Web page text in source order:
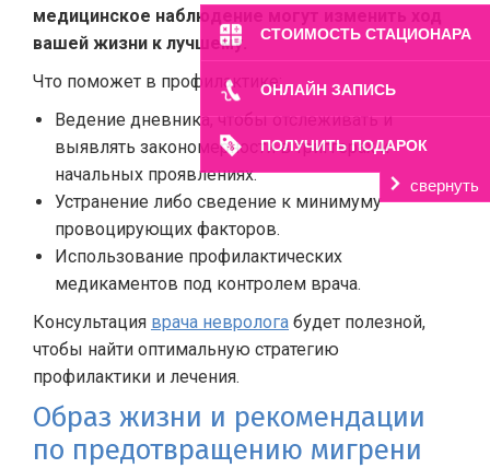
СТОИМОСТЬ СТАЦИОНАРА
ОНЛАЙН ЗАПИСЬ
ПОЛУЧИТЬ ПОДАРОК
свернуть
медицинское наблюдение могут изменить ход
вашей жизни к лучшему.
Что поможет в профилактике:
Ведение дневника, чтобы отслеживать и
выявлять закономерности в триггерах и
начальных проявлениях.
Устранение либо сведение к минимуму
провоцирующих факторов.
Использование профилактических
медикаментов под контролем врача.
Консультация врача невролога будет полезной,
чтобы найти оптимальную стратегию
профилактики и лечения.
Образ жизни и рекомендации
по предотвращению мигрени